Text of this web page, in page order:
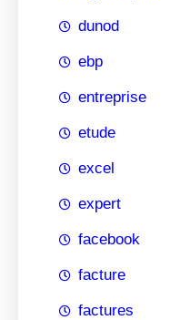
dunod
ebp
entreprise
etude
excel
expert
facebook
facture
factures